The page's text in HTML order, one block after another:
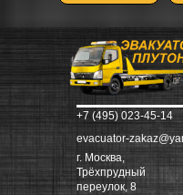
+7 (495) 023-45-14
evacuator-
г. Москва,
Трёхпрудный
переулок, 8